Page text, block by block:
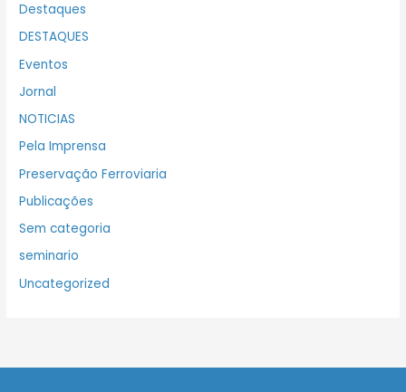
Destaques
DESTAQUES
Eventos
Jornal
NOTICIAS
Pela Imprensa
Preservação Ferroviaria
Publicações
Sem categoria
seminario
Uncategorized